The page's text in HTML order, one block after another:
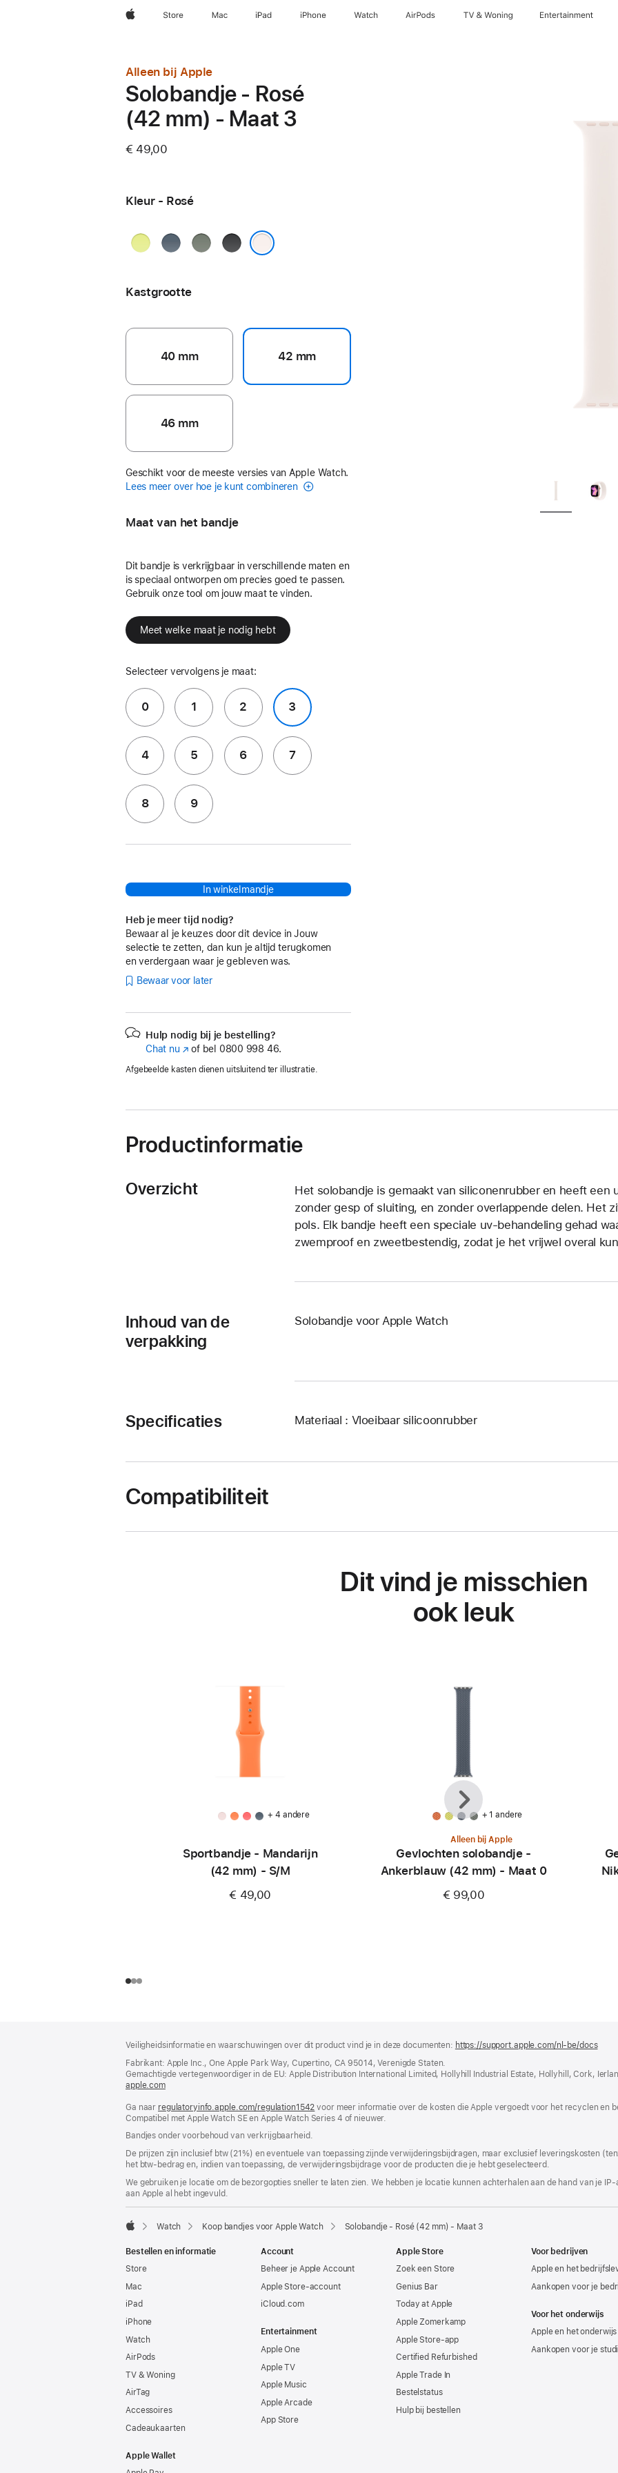
AppleStore Mac iPad iPhone Watch AirPods TV & Woning Entertainment
Alleen bij Apple
Solobandje - Rosé
(42 mm) - Maat 3
€ 49,00
Kleur - Rosé
NeongeelAnkerblauw
Groengrijs
Zwart
Kastgrootte
40 mm 42 mm
46 mm
Geschikt voor de meeste versies van Apple Watch.
Lees meer over hoe je kunt combineren
Maat van het bandje
Dit bandje is verkrijgbaar in verschillende maten en
is speciaal ontworpen om precies goed te passen.
Gebruik onze tool om jouw maat te vinden.
Meet welke maat je nodig hebt
Selecteer vervolgens je maat:
0 1 2 3
4 5 6 7
8 9
In winkelmandje
Heb je meer tijd nodig?
Bewaar al je keuzes door dit device in Jouw
selectie te zetten, dan kun je altijd terugkomen
en verdergaan waar je gebleven was.
Bewaar voor later
Hulp nodig bij je bestelling?
Chat nu (Wordt
nieuw
of bel 0800 998 46.
Afgebeelde kasten dienen uitsluitend ter illustratie.
Productinformatie
Overzicht
Het solobandje is gemaakt van siliconenrubber en heeft een
zonder gesp of sluiting, en zonder overlappende delen. Het
pols. Elk bandje heeft een speciale uv-behandeling gehad
zwemproof en zweetbestendig, zodat je het vrijwel overal
Inhoud van de
verpakking
Solobandje voor Apple Watch
Specificaties Materiaal : Vloeibaar silicoonrubber
Compatibiliteit
Dit vind je misschien
ook leuk
+ 4 andere
Sportbandje - Mandarijn
(42 mm) - S/M
€ 49,00
+ 1 andere
Alleen bij Apple
Gevlochten solobandje -
Ankerblauw (42 mm) - Maat 0
€ 99,00
Vorige
Volgende
Veiligheidsinformatie en waarschuwingen over dit product vind je in deze documenten: https://support.apple.com/nl-be/docs(wordt
Fabrikant: Apple Inc., One Apple Park Way, Cupertino, CA 95014, Verenigde Staten.
Gemachtigde vertegenwoordiger in de EU: Apple Distribution International Limited, Hollyhill Industrial Estate, Hollyhill, Cork,
apple.com(wordt
nieuw
venster
geopend)
Ga naar regulatoryinfo.apple.com/regulation1542 (wordt
in
geopend)
voor meer informatie over de kosten die Apple vergoedt voor het recyclen en
Compatibel met Apple Watch SE en Apple Watch Series 4 of nieuwer.
Bandjes onder voorbehoud van verkrijgbaarheid.
De prijzen zijn inclusief btw (21%) en eventuele van toepassing zijnde verwijderingsbijdragen, maar exclusief leveringskosten
het btw-bedrag en, indien van toepassing, de verwijderingsbijdrage voor de producten die je hebt geselecteerd.
We gebruiken je locatie om de bezorgopties sneller te laten zien. We hebben je locatie kunnen achterhalen aan de hand van je
aan Apple al hebt ingevuld.
Watch Koop bandjes voor Apple Watch Solobandje - Rosé (42 mm) - Maat 3
Bestellen en informatie
Store
Mac
iPad
iPhone
Watch
AirPods
TV & Woning
AirTag
Accessoires
Cadeaukaarten
Apple Wallet
Account
Beheer je Apple Account
Apple Store-account
iCloud.com
Entertainment
Apple One
Apple TV
Apple Music
Apple Arcade
App Store
Apple Store
Zoek een Store
Genius Bar
Today at Apple
Apple Zomerkamp
Apple Store-app
Certified Refurbished
Apple Trade In
Bestelstatus
Hulp bij bestellen
Voor bedrijven
Apple en het
Aankopen voor je
Voor het onderwijs
Apple en het onderwijs
Aankopen voor je